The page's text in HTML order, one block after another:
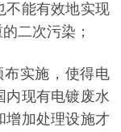
不能有效地实现
二次污染；
实施，使得电
内现有电镀废水
增加处理设施才